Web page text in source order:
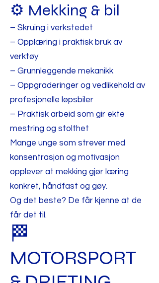
⚙️ Mekking & bil
– Skruing i verkstedet
– Opplæring i praktisk bruk av
verktøy
– Grunnleggende mekanikk
– Oppgraderinger og vedlikehold av
profesjonelle løpsbiler
– Praktisk arbeid som gir ekte
mestring og stolthet
Mange unge som strever med
konsentrasjon og motivasjon
opplever at mekking gjør læring
konkret, håndfast og gøy.
Og det beste? De får kjenne at de
får det til.
🏁
MOTORSPORT